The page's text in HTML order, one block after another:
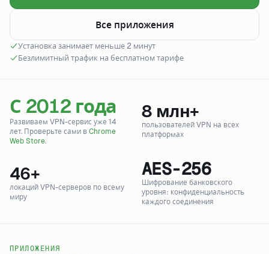
Все приложения
Установка занимает меньше 2 минут
Безлимитный трафик на бесплатном тарифе
С 2012 года
Развиваем VPN-сервис уже 14
лет. Проверьте сами в Chrome
Web Store.
8 млн+
пользователей VPN на всех
платформах
46+
локаций VPN-серверов по всему
миру
AES-256
Шифрование банковского
уровня: конфиденциальность
каждого соединения
ПРИЛОЖЕНИЯ